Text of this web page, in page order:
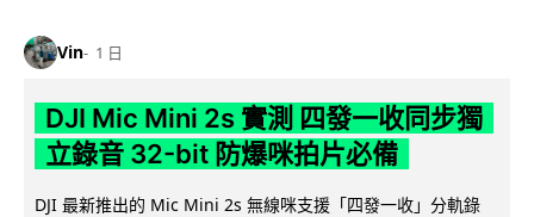
Vin 1 日
DJI Mic Mini 2s 實測 四發一收同步獨
立錄音 32-bit 防爆咪拍片必備
DJI 最新推出的 Mic Mini 2s 無線咪支援「四發一收」分軌錄